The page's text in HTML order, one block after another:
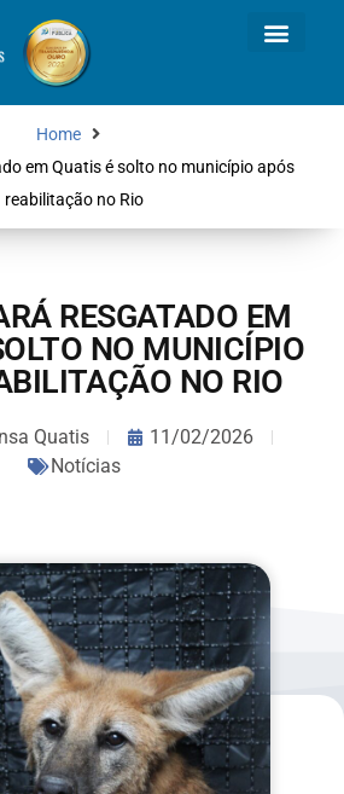
Home
em Quatis é solto no município após
reabilitação no Rio
RESGATADO EM
NO MUNICÍPIO
NO RIO
Quatis
11/02/2026
Notícias